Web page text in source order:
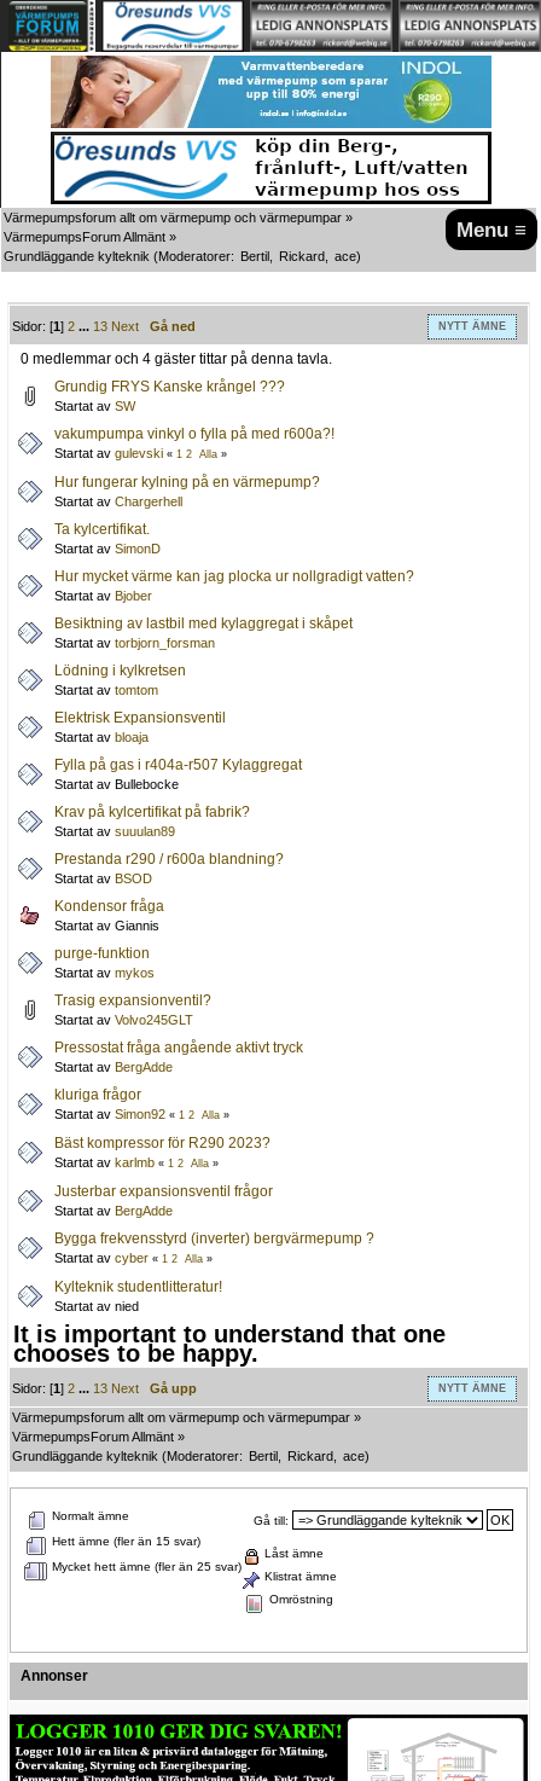
Menu ≡
Värmepumpsforum allt om värmepump och värmepumpar »
VärmepumpsForum Allmänt »
Grundläggande kylteknik (Moderatorer: Bertil Rickard ace)
Sidor: [1]2 ... 13 Next Gå ned NYTT ÄMNE
0 medlemmar och 4 gäster tittar på denna tavla.
Grundig FRYS Kanske krångel ???
Startat av SW
vakumpumpa vinkyl o fylla på med r600a?!
Startat av gulevski « 1 2 Alla »
Hur fungerar kylning på en värmepump?
Startat av Chargerhell
Ta kylcertifikat.
Startat av SimonD
Hur mycket värme kan jag plocka ur nollgradigt vatten?
Startat av Bjober
Besiktning av lastbil med kylaggregat i skåpet
Startat av torbjorn_forsman
Lödning i kylkretsen
Startat av tomtom
Elektrisk Expansionsventil
Startat av bloaja
Fylla på gas i r404a-r507 Kylaggregat
Startat av Bullebocke
Krav på kylcertifikat på fabrik?
Startat av suuulan89
Prestanda r290 / r600a blandning?
Startat av BSOD
Kondensor fråga
Startat av Giannis
purge-funktion
Startat av mykos
Trasig expansionventil?
Startat av Volvo245GLT
Pressostat fråga angående aktivt tryck
Startat av BergAdde
kluriga frågor
Startat av Simon92 « 1 2 Alla »
Bäst kompressor för R290 2023?
Startat av karlmb « 1 2 Alla »
Justerbar expansionsventil frågor
Startat av BergAdde
Bygga frekvensstyrd (inverter) bergvärmepump ?
Startat av cyber « 1 2 Alla »
Kylteknik studentlitteratur!
Startat av nied
It is important to understand that one
chooses to be happy.
NYTT ÄMNE
Sidor: [1]2 ... 13 Next
Gå upp
Värmepumpsforum allt om värmepump och värmepumpar »
VärmepumpsForum Allmänt »
Grundläggande kylteknik (Moderatorer: Bertil Rickard ace)
Gå till:
Normalt ämne
Hett ämne (fler än 15 svar)
Mycket hett ämne (fler än 25 svar)
Låst ämne
Klistrat ämne
Omröstning
Annonser